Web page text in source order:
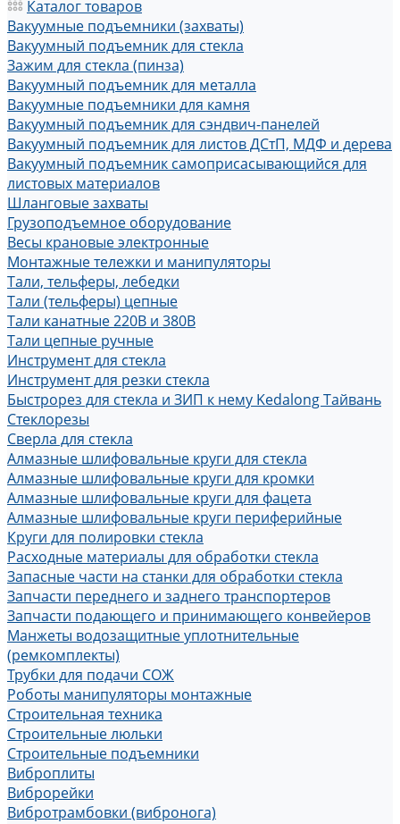
Каталог товаров
Вакуумные подъемники (захваты)
Вакуумный подъемник для стекла
Зажим для стекла (пинза)
Вакуумный подъемник для металла
Вакуумные подъемники для камня
Вакуумный подъемник для сэндвич-панелей
Вакуумный подъемник для листов ДСтП, МДФ и дерева
Вакуумный подъемник самоприсасывающийся для
листовых материалов
Шланговые захваты
Грузоподъемное оборудование
Весы крановые электронные
Монтажные тележки и манипуляторы
Тали, тельферы, лебедки
Тали (тельферы) цепные
Тали канатные 220В и 380В
Тали цепные ручные
Инструмент для стекла
Инструмент для резки стекла
Быстрорез для стекла и ЗИП к нему Kedalong Тайвань
Стеклорезы
Сверла для стекла
Алмазные шлифовальные круги для стекла
Алмазные шлифовальные круги для кромки
Алмазные шлифовальные круги для фацета
Алмазные шлифовальные круги периферийные
Круги для полировки стекла
Расходные материалы для обработки стекла
Запасные части на станки для обработки стекла
Запчасти переднего и заднего транспортеров
Запчасти подающего и принимающего конвейеров
Манжеты водозащитные уплотнительные
(ремкомплекты)
Трубки для подачи СОЖ
Роботы манипуляторы монтажные
Строительная техника
Строительные люльки
Строительные подъемники
Виброплиты
Виброрейки
Вибротрамбовки (вибронога)